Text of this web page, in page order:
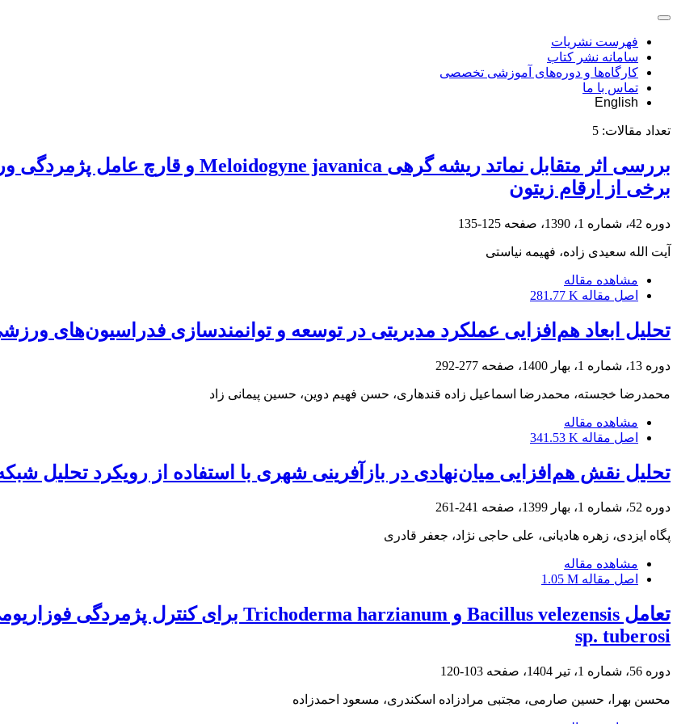
فهرست نشریات
سامانه نشر کتاب
کارگاه‌ها و دوره‌های آموزشی تخصصی
تماس با ما
English
تعداد مقالات: 5
برخی از ارقام زیتون
دوره 42، شماره 1، 1390، صفحه 125-135
آیت الله سعیدی زاده، فهیمه نیاستی
مشاهده مقاله
اصل مقاله 281.77 K
تحلیل ابعاد هم‌افزایی عملکرد مدیریتی در توسعه و توانمندسازی فدراسیون‌های
دوره 13، شماره 1، بهار 1400، صفحه 277-292
محمدرضا خجسته، محمدرضا اسماعیل زاده قندهاری، حسن فهیم دوین، حسین پیمانی زاد
مشاهده مقاله
اصل مقاله 341.53 K
تحلیل نقش هم‌افزایی میان‌نهادی در بازآفرینی شهری با استفاده از رویکرد تحلیل شبکه (مطالعة
دوره 52، شماره 1، بهار 1399، صفحه 241-261
پگاه ایزدی، زهره هادیانی، علی حاجی نژاد، جعفر قادری
مشاهده مقاله
اصل مقاله 1.05 M
sp. tuberosi
دوره 56، شماره 1، تیر 1404، صفحه 103-120
محسن بهرا، حسین صارمی، مجتبی مرادزاده اسکندری، مسعود احمدزاده